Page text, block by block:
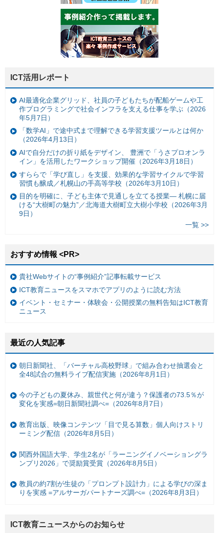
ICT活用レポート
AI最適化企業グリッド、社員の子どもたちが配船ゲームや工
作プログラミングで社会インフラを支える仕事を学ぶ（2026
年5月7日）
「数学AI」で途中式まで理解できる学習支援ツールとは何か
（2026年4月13日）
AIで自分だけの折り紙をデザイン、 豊洲で「うさプロオンラ
イン」を活用したワークショップ開催（2026年3月18日）
すららで「学び直し」を支援、効果的な学習サイクルで学習
習慣も醸成／札幌山の手高等学校（2026年3月10日）
目的を明確に、子ども主体で見通しを立てる授業— 札幌に届
ける“大樹町の魅力”／北海道大樹町立大樹小学校（2026年3月
9日）
一覧 >>
おすすめ情報 <PR>
貴社Webサイトの“事例紹介”記事転載サービス
ICT教育ニュースをスマホでアプリのように読む方法
イベント・セミナー・体験会・公開授業の無料告知はICT教育
ニュース
最近の人気記事
朝日新聞社、「バーチャル高校野球」で組み合わせ抽選会と
全48試合の無料ライブ配信実施（2026年8月1日）
今の子どもの夏休み、親世代と何が違う？保護者の73.5％が
変化を実感=朝日新聞社調べ=（2026年8月7日）
教育出版、映像コンテンツ「目で見る算数」個人向けストリ
ーミング配信（2026年8月5日）
関西外国語大学、学生2名が「ラーニングイノベーショングラ
ンプリ2026」で奨励賞受賞（2026年8月5日）
教員の約7割が生徒の「プロンプト設計力」による学びの深ま
りを実感 =アルサーガパートナーズ調べ=（2026年8月3日）
ICT教育ニュースからのお知らせ